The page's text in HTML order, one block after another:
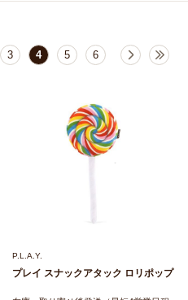
3 4 5 6
P.L.A.Y.
プレイ スナックアタック ロリポップ